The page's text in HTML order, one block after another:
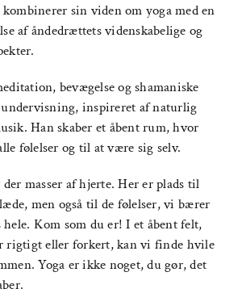
sin viden om yoga med en
af åndedrættets videnskabelige og
bevægelse og shamaniske
inspireret af naturlig
Han skaber et åbent rum, hvor
følelser og til at være sig selv.
der masser af hjerte. Her er plads til
men også til de følelser, vi bærer
hele. Kom som du er! I et åbent felt,
rigtigt eller forkert, kan vi finde hvile
Yoga er ikke noget, du gør, det